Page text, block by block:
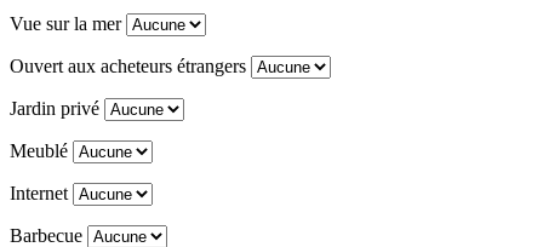
Vue sur la mer
Ouvert aux acheteurs étrangers
Jardin privé
Meublé
Internet
Barbecue